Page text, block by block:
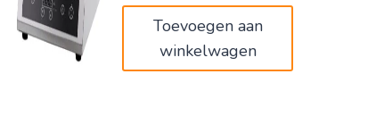
Toevoegen aan
winkelwagen